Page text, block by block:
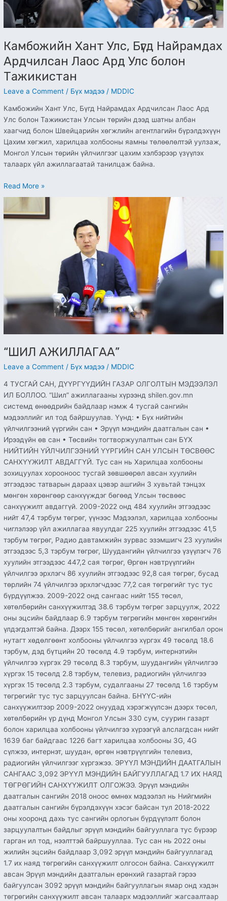
Камбожийн Хант Улс, Бүгд Найрамдах
Ардчилсан Лаос Ард Улс болон
Тажикистан
Leave a Comment / Бүх мэдээ / MDDIC
Камбожийн Хант Улс, Бүгд Найрамдах Ардчилсан Лаос Ард
Улс болон Тажикистан Улсын төрийн дээд шатны албан
хаагчид болон Швейцарийн хөгжлийн агентлагийн бүрэлдэхүүн
Цахим хөгжил, харилцаа холбооны яамны төлөөлөлтэй уулзаж,
Монгол Улсын төрийн үйлчилгээг цахим хэлбэрээр үзүүлэх
талаарх үйл ажиллагаатай танилцаж байна.
Тажикистан
Read More »
“ШИЛ АЖИЛЛАГАА”
Leave a Comment / Бүх мэдээ / MDDIC
4 ТУСГАЙ САН, ДҮҮРГҮҮДИЙН ГАЗАР ОЛГОЛТЫН МЭДЭЭЛЭЛ
ИЛ БОЛЛОО. “Шил” ажиллагааны хүрээнд shilen.gov.mn
системд өнөөдрийн байдлаар нэмж 4 тусгай сангийн
мэдээллийг ил тод байршуулав. Үүнд: • Бүх нийтийн
үйлчилгээний үүргийн сан • Эрүүл мэндийн даатгалын сан •
Ирээдүйн өв сан • Төсвийн тогтворжуулалтын сан БҮХ
НИЙТИЙН ҮЙЛЧИЛГЭЭНИЙ ҮҮРГИЙН САН УЛСЫН ТӨСВӨӨС
САНХҮҮЖИЛТ АВДАГГҮЙ. Тус сан нь Харилцаа холбооны
зохицуулах хорооноос тусгай зөвшөөрөл авсан хуулийн
этгээдээс татварын дараах цэвэр ашгийн 3 хувьтай тэнцэх
мөнгөн хөрөнгөөр санхүүждэг бөгөөд Улсын төсвөөс
санхүүжилт авдаггүй. 2009-2022 онд 484 хуулийн этгээдээс
нийт 47,4 тэрбум төгрөг, үүнээс Мэдээлэл, харилцаа холбооны
чиглэлээр үйл ажиллагаа явуулдаг 225 хуулийн этгээдээс 41,5
тэрбум төгрөг, Радио давтамжийн зурвас эзэмшигч 23 хуулийн
этгээдээс 5,3 тэрбум төгрөг, Шуудангийн үйлчилгээ үзүүлэгч 76
хуулийн этгээдээс 447,2 сая төгрөг, Өргөн нэвтрүүлгийн
үйлчилгээ эрхлэгч 86 хуулийн этгээдээс 92,8 сая төгрөг, бусад
төрлийн 74 үйлчилгээ эрхлэгчдээс 77,2 сая төгрөгийг тус тус
бүрдүүлжээ. 2009-2022 онд сангаас нийт 155 төсөл,
хөтөлбөрийн санхүүжилтэд 38.6 тэрбум төгрөг зарцуулж, 2022
оны эцсийн байдлаар 6.9 тэрбум төгрөгийн мөнгөн хөрөнгийн
үлдэгдэлтэй байна. Дээрх 155 төсөл, хөтөлбөрийг ангилбал орон
нутагт хөдөлгөөнт холбооны үйлчилгээ хүргэх 49 төсөлд 18.6
тэрбум, дэд бүтцийн 20 төсөлд 4.9 тэрбум, интернэтийн
үйлчилгээ хүргэх 29 төсөлд 8.3 тэрбум, шуудангийн үйлчилгээ
хүргэх 15 төсөлд 2.8 тэрбум, телевиз, радиогийн үйлчилгээ
хүргэх 15 төсөлд 2.3 тэрбум, судалгааны 27 төсөлд 1.6 тэрбум
төгрөгийг тус тус зарцуулсан байна. БНҮҮС-ийн
санхүүжилтээр 2009-2022 онуудад хэрэгжүүлсэн дээрх төсөл,
хөтөлбөрийн үр дүнд Монгол Улсын 330 сум, суурин газарт
болон харилцаа холбооны үйлчилгээ хүрээгүй алслагдсан нийт
1639 баг байдгаас 1226 багт харилцаа холбооны 3G, 4G
сүлжээ, интернэт, шуудан, өргөн нэвтрүүлгийн телевиз,
радиогийн үйлчилгээг хүргэжээ. ЭРҮҮЛ МЭНДИЙН ДААТГАЛЫН
САНГААС 3,092 ЭРҮҮЛ МЭНДИЙН БАЙГУУЛЛАГАД 1.7 ИХ НАЯД
ТӨГРӨГИЙН САНХҮҮЖИЛТ ОЛГОЖЭЭ. Эрүүл мэндийн
даатгалын сангийн 2018 оноос өмнөх мэдээлэл нь Нийгмийн
даатгалын сангийн бүрэлдэхүүн хэсэг байсан тул 2018-2022
оны хооронд дахь тус сангийн орлогын бүрдүүлэлт болон
зарцуулалтын байдлыг эрүүл мэндийн байгууллага тус бүрээр
гарган ил тод, нээлттэй байршууллаа. Тус сан нь 2022 оны
жилийн эцсийн байдлаар 3,092 эрүүл мэндийн байгууллагад
1.7 их наяд төгрөгийн санхүүжилт олгосон байна. Санхүүжилт
авсан Эрүүл мэндийн даатгалын ерөнхий газартай гэрээ
байгуулсан 3092 эрүүл мэндийн байгууллагын ямар онд хэдэн
төгрөгийн санхүүжилт авсан талаарх мэдээллийг жагсаалтаар
АЖИЛЛАГАА”